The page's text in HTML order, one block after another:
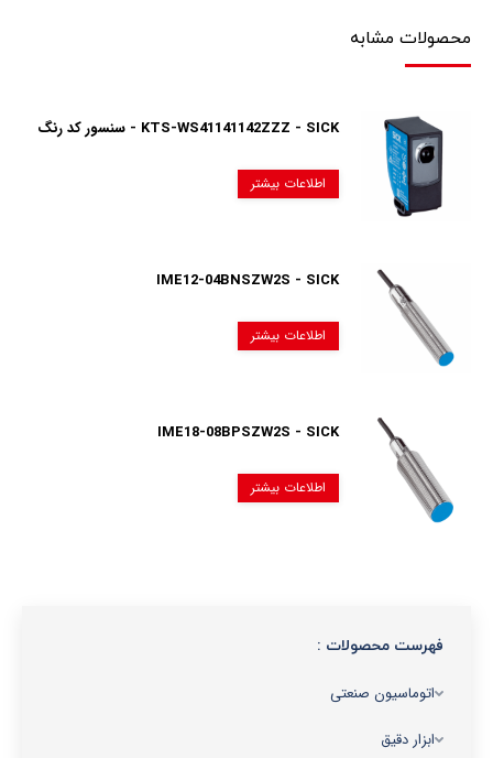
محصولات مشابه
KTS-WS41141142ZZZ - SICK - سنسور کد رنگ
اطلاعات بیشتر
IME12-04BNSZW2S - SICK
اطلاعات بیشتر
IME18-08BPSZW2S - SICK
اطلاعات بیشتر
فهرست محصولات :
اتوماسیون صنعتی
ابزار دقیق